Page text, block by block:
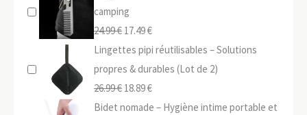
camping
24.99€ Le
prix
initial
était :
24.99 €.
17.49€Le
prix
actuel
est :
17.49 €.
Lingettes pipi réutilisables – Solutions
propres & durables (Lot de 2)
26.99€ Le
prix
18.89€Le
prix
Bidet nomade – Hygiène intime portable et